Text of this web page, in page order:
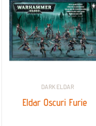
DARK ELDAR
Eldar Oscuri Furie